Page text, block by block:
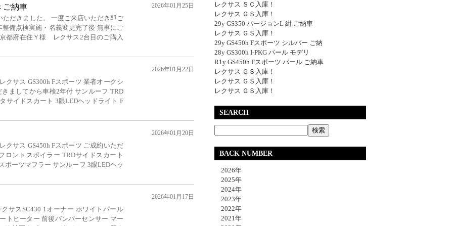
ご納車
だきました。 一度ご来店いただき即ご
備点検実施・名義変更完了後 無事にご
都府在住Ｙ様 レクサス2台目のご購入
2026年01月25日
クサス GS300h Fスポーツ 業者オークシ
ましてから車検2年付 サンルーフ TRD
サイドスカート 3眼LEDヘッドライト F
2026年01月22日
クサス GS450h Fスポーツ ご成約いただ
ロントスポイラー TRDサイドスカート
ポーツマフラー サンルーフ 3眼LEDヘッ
2026年01月20日
サスSC430 1オーナー ホワイトパール
トヒーター 前後バンパーセンサー マー
2026年01月17日
レクサス ＳＣ入庫！
レクサス ＧＳ入庫！
29y GS350 バージョンL 紺 ご納車
レクサス ＧＳ入庫！
29y GS450h Fスポーツ シルバー ご納
28y GS300h I-PKG パール モデリ
R1y GS450h Fスポーツ パール ご納車
レクサス ＧＳ入庫！
レクサス ＧＳ入庫！
レクサス ＧＳ入庫！
SEARCH
BACK NUMBER
2026年
2025年
2024年
2023年
2022年
2021年